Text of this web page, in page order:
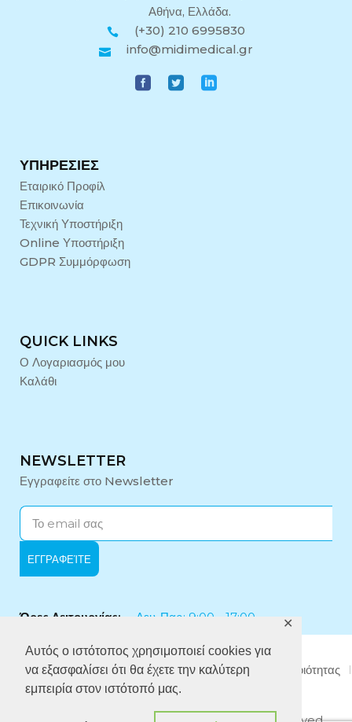
Αυτός ο ιστότοπος χρησιμοποιεί cookies για
να εξασφαλίσει ότι θα έχετε την καλύτερη
εμπειρία στον ιστότοπό μας.
✕
Αθήνα, Ελλάδα.
(+30) 210 6995830
info@midimedical.gr
ΥΠΗΡΕΣΊΕΣ
Εταιρικό Προφίλ
Επικοινωνία
Τεχνική Υποστήριξη
Online Υποστήριξη
GDPR Συμμόρφωση
QUICK LINKS
Ο Λογαριασμός μου
Καλάθι
NEWSLETTER
Εγγραφείτε στο Newsletter
Ώρες Λειτουργίας: Δευ-Παρ: 9:00 - 17:00
Εταιρικό Προφίλ Πολιτική Απορρήτου
Πολιτική Ποιότητας
Πολιτική κατά της Δωροδοκίας